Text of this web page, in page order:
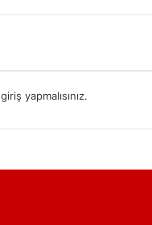
giriş yapmalısınız.